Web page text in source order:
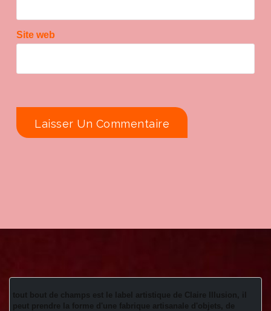
Site web
tout bout de champs est le label artistique de Claire Illusion, il
peut prendre la forme d'une fabrique artisanale d'objets, de